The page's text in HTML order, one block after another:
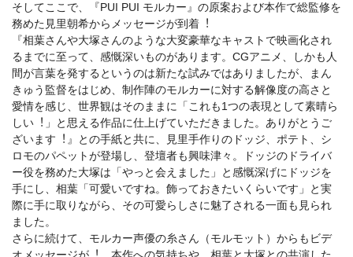
そしてここで、『PUI PUI モルカー』の原案および本作で総監修を
務めた⾒⾥朝希からメッセージが到着︕
『相葉さんや⼤塚さんのような⼤変豪華なキャストで映画化され
るまでに⾄って、感慨深いものがあります。CGアニメ、しかも⼈
間が⾔葉を発するというのは新たな試みではありましたが、まん
きゅう監督をはじめ、制作陣のモルカーに対する解像度の⾼さと
愛情を感じ、世界観はそのままに「これも1つの表現として素晴ら
しい︕」と思える作品に仕上げていただきました。ありがとうご
ざいます︕』との⼿紙と共に、⾒⾥⼿作りのドッジ、ポテト、シ
ロモのパペットが登場し、登壇者も興味津々。ドッジのドライバ
ー役を務めた⼤塚は「やっと会えました」と感慨深げにドッジを
⼿にし、相葉「可愛いですね。飾っておきたいくらいです」と実
際に⼿に取りながら、その可愛らしさに魅了される⼀⾯も⾒られ
ました。
さらに続けて、モルカー声優の⽷さん（モルモット）からもビデ